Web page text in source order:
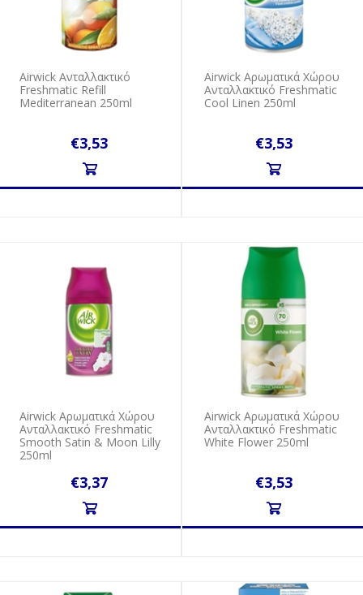
Airwick Ανταλλακτικό
Freshmatic Refill
Mediterranean 250ml
€3,53
Airwick Αρωματικά Χώρου
Ανταλλακτικό Freshmatic
Cool Linen 250ml
€3,53
Airwick Αρωματικά Χώρου
Ανταλλακτικό Freshmatic
Smooth Satin & Moon Lilly
250ml
€3,37
Airwick Αρωματικά Χώρου
Ανταλλακτικό Freshmatic
White Flower 250ml
€3,53